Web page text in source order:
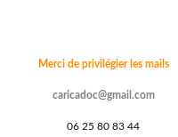
Merci de privilégier les mails
caricadoc@gmail.com
06 25 80 83 44